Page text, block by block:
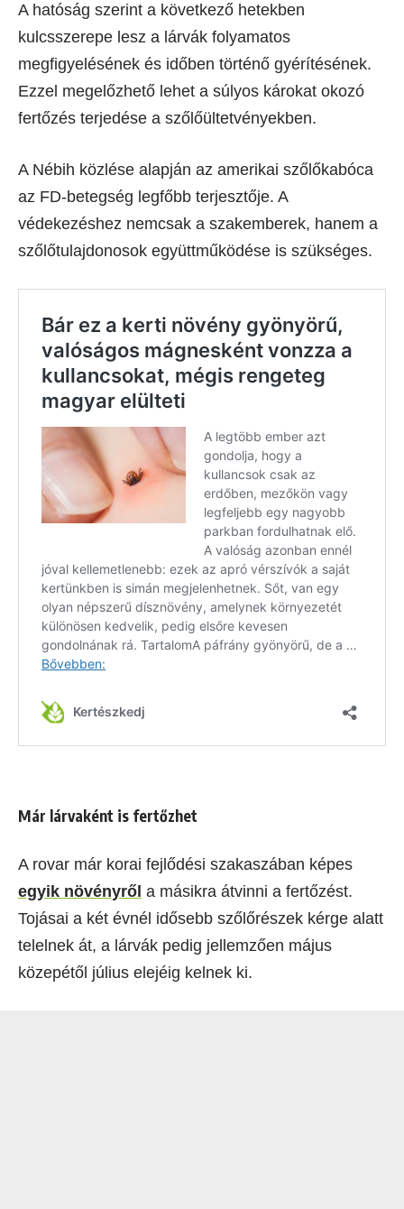
A hatóság szerint a következő hetekben
kulcsszerepe lesz a lárvák folyamatos
megfigyelésének és időben történő gyérítésének.
Ezzel megelőzhető lehet a súlyos károkat okozó
fertőzés terjedése a szőlőültetvényekben.
A Nébih közlése alapján az amerikai szőlőkabóca
az FD-betegség legfőbb terjesztője. A
védekezéshez nemcsak a szakemberek, hanem a
szőlőtulajdonosok együttműködése is szükséges.
Már lárvaként is fertőzhet
A rovar már korai fejlődési szakaszában képes
egyik növényről a másikra átvinni a fertőzést.
Tojásai a két évnél idősebb szőlőrészek kérge alatt
telelnek át, a lárvák pedig jellemzően május
közepétől július elejéig kelnek ki.